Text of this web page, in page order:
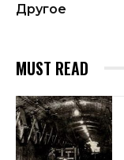
Другое
MUST READ